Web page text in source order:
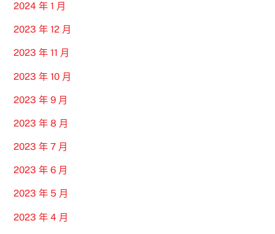
2024 年 1 月
2023 年 12 月
2023 年 11 月
2023 年 10 月
2023 年 9 月
2023 年 8 月
2023 年 7 月
2023 年 6 月
2023 年 5 月
2023 年 4 月